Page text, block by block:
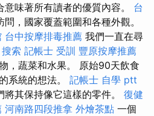
意味著所有讀者的優質內容。 台
，國家覆蓋範圍和各種外觀。
台中按摩排毒推薦 我們一直在尋
搜索 記帳士 受訓 豐原按摩推薦
，蔬菜和水果。 原始90天飲食
系統的想法。 記帳士 自學 ptt
將其保持像它這樣的零件。 復健
河南路四段推拿 外燴茶點 一個